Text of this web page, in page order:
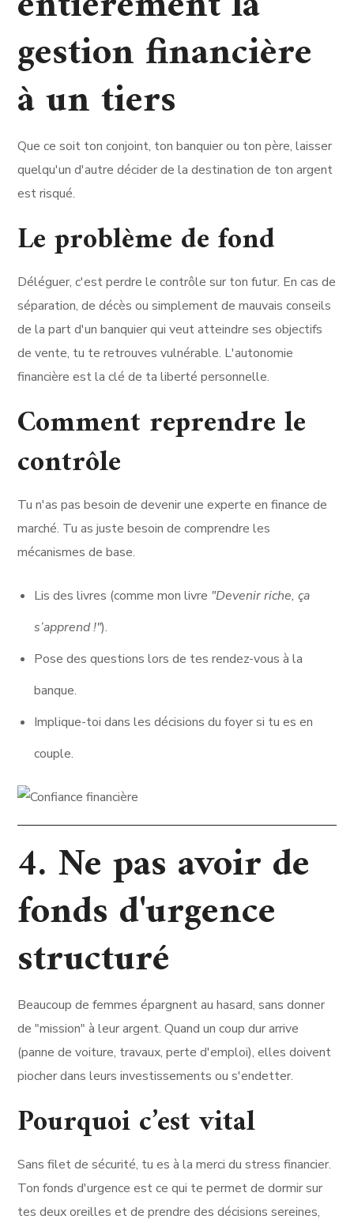
gestion financière
à un tiers
Que ce soit ton conjoint, ton banquier ou ton père, laisser
quelqu'un d'autre décider de la destination de ton argent
est risqué.
Le problème de fond
Déléguer, c'est perdre le contrôle sur ton futur. En cas de
séparation, de décès ou simplement de mauvais conseils
de la part d'un banquier qui veut atteindre ses objectifs
de vente, tu te retrouves vulnérable. L'autonomie
financière est la clé de ta liberté personnelle.
Comment reprendre le
contrôle
Tu n'as pas besoin de devenir une experte en finance de
marché. Tu as juste besoin de comprendre les
mécanismes de base.
Lis des livres (comme mon livre "Devenir riche, ça
s’apprend !").
Pose des questions lors de tes rendez-vous à la
banque.
Implique-toi dans les décisions du foyer si tu es en
couple.
4. Ne pas avoir de
fonds d'urgence
structuré
Beaucoup de femmes épargnent au hasard, sans donner
de "mission" à leur argent. Quand un coup dur arrive
(panne de voiture, travaux, perte d'emploi), elles doivent
piocher dans leurs investissements ou s'endetter.
Pourquoi c’est vital
Sans filet de sécurité, tu es à la merci du stress financier.
Ton fonds d'urgence est ce qui te permet de dormir sur
tes deux oreilles et de prendre des décisions sereines,